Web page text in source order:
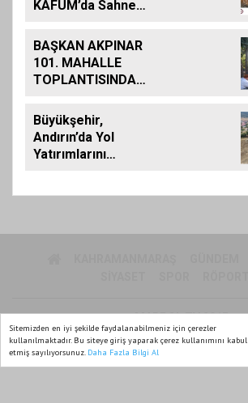
Sitemizden en iyi şekilde faydalanabilmeniz için çerezler
kullanılmaktadır. Bu siteye giriş yaparak çerez kullanımını kabul
etmiş sayılıyorsunuz. Daha Fazla Bilgi Al
KAFUM’da Sahne
BAŞKAN AKPINAR
101. MAHALLE
TOPLANTISINDA
MAHALLESİ
SAKİNLERİYLE
BULUŞTU
Büyükşehir,
Andırın’da Yol
Yatırımlarını
MARPOL TV 2015
Yazılım |Onemsoft
Ana Sayfa Web TV